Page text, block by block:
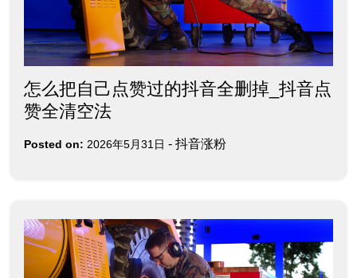
怎么把自己点赞过的抖音全删掉_抖音点
赞全清空法
Posted on: 2026年5月31日 - 抖音涨粉